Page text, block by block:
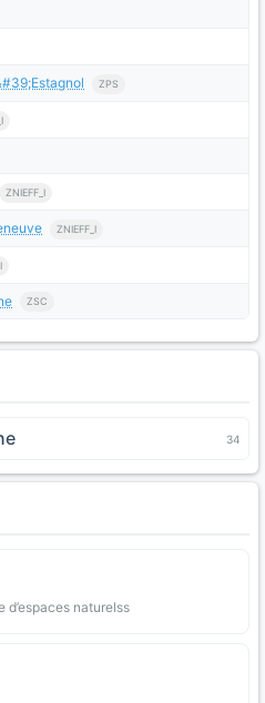
ZPS
ZNIEFF_I
ZNIEFF_I
ZSC
34
d’espaces naturelss